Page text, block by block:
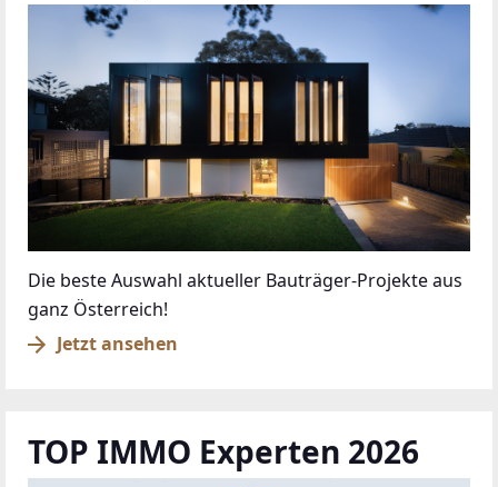
Die beste Auswahl aktueller Bauträger-Projekte aus
ganz Österreich!
Jetzt ansehen
TOP IMMO Experten 2026